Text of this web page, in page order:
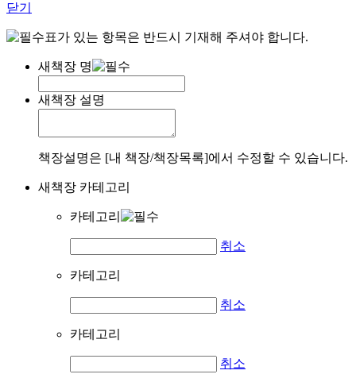
닫기
표가 있는 항목은 반드시 기재해 주셔야 합니다.
새책장 명
새책장 설명
책장설명은 [내 책장/책장목록]에서 수정할 수 있습니다.
새책장 카테고리
카테고리
취소
카테고리
취소
카테고리
취소